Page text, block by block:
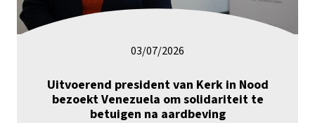
03/07/2026
Uitvoerend president van Kerk in Nood
bezoekt Venezuela om solidariteit te
betuigen na aardbeving